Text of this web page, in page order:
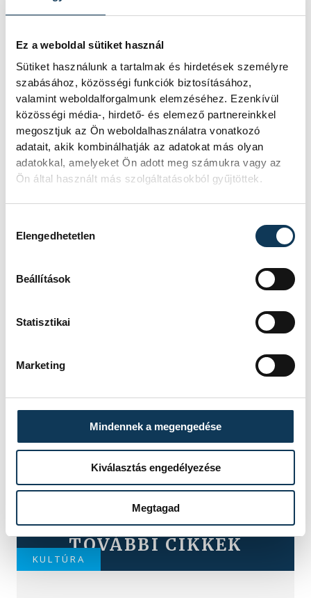
Ez a weboldal sütiket használ
Sütiket használunk a tartalmak és hirdetések személyre
szabásához, közösségi funkciók biztosításához,
valamint weboldalforgalmunk elemzéséhez. Ezenkívül
közösségi média-, hirdető- és elemező partnereinkkel
megosztjuk az Ön weboldalhasználatra vonatkozó
adatait, akik kombinálhatják az adatokat más olyan
adatokkal, amelyeket Ön adott meg számukra vagy az
Ön által használt más szolgáltatásokból gyűjtöttek.
Elengedhetetlen
Beállítások
Statisztikai
Marketing
Mindennek a megengedése
Kiválasztás engedélyezése
Megtagad
TOVÁBBI CIKKEK
KULTÚRA